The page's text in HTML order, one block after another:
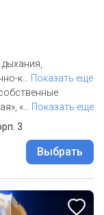
к… Показать еще
«… Показать еще
3
Выбрать